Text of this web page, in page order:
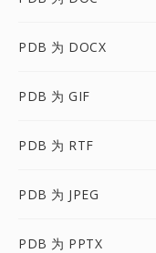
PDB 为 DOCX
PDB 为 GIF
PDB 为 RTF
PDB 为 JPEG
PDB 为 PPTX